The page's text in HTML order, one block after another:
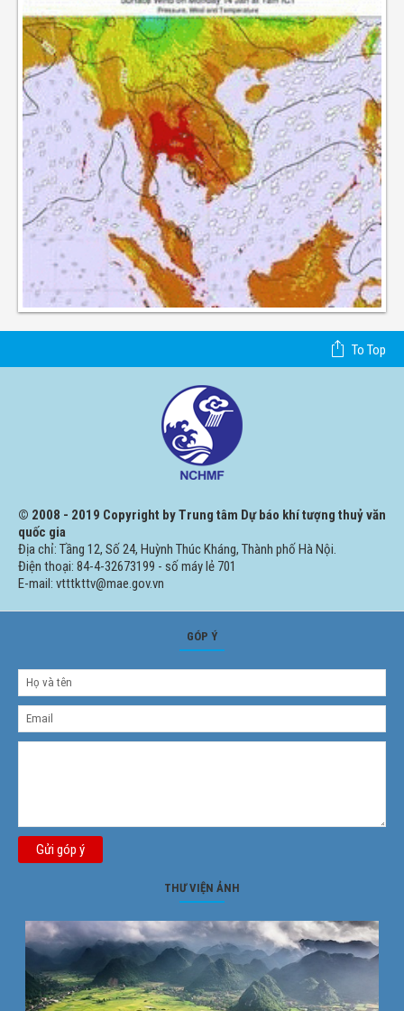
To Top
© 2008 - 2019 Copyright by Trung tâm Dự báo khí tượng thuỷ văn
quốc gia
Địa chỉ: Tầng 12, Số 24, Huỳnh Thúc Kháng, Thành phố Hà Nội.
Điện thoại: 84-4-32673199 - số máy lẻ 701
E-mail: vtttkttv@mae.gov.vn
GÓP Ý
Gửi góp ý
THƯ VIỆN ẢNH